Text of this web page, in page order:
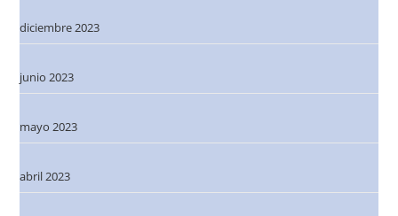
diciembre 2023
junio 2023
mayo 2023
abril 2023